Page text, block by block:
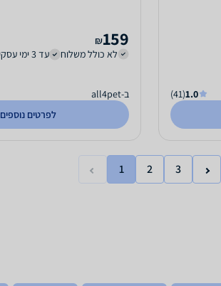
1.0
(41)
159
₪
לא כולל משלוח
עד 3 ימי עסקים
ב-all4pet
לפרטים נוספים
1 2 3